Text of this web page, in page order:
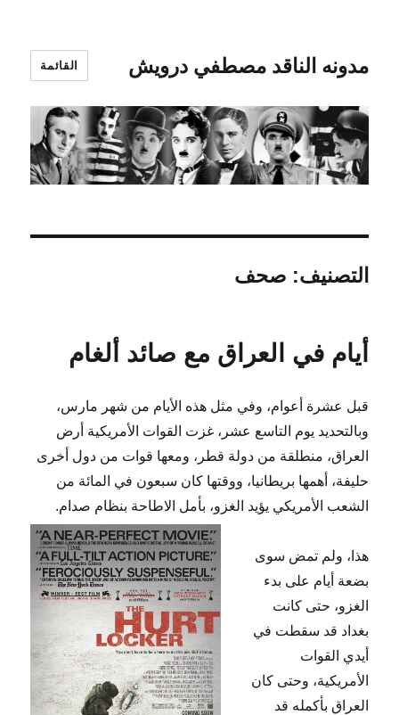
مدونه الناقد مصطفي درويش القائمة
التصنيف: صحف
أيام في العراق مع صائد ألغام
قبل عشرة أعوام، وفي مثل هذه الأيام من شهر مارس،
وبالتحديد يوم التاسع عشر، غزت القوات الأمريكية أرض
العراق، منطلقة من دولة قطر، ومعها قوات من دول أخرى
حليفة، أهمها بريطانيا، ووقتها كان سبعون في المائة من
الشعب الأمريكي يؤيد الغزو، بأمل الاطاحة بنظام صدام.
هذا، ولم تمض سوى
بضعة أيام على بدء
الغزو، حتى كانت
بغداد قد سقطت في
أيدي القوات
الأمريكية، وحتى كان
العراق بأكمله قد